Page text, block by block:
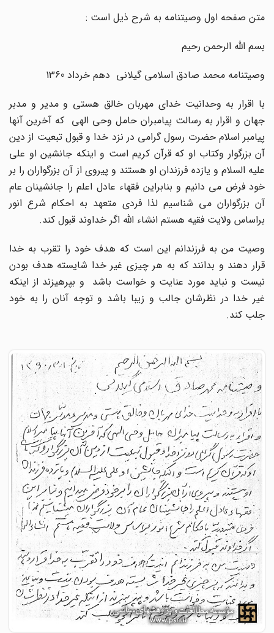
متن صفحه اول وصیتنامه به شرح ذیل است :
بسم الله الرحمن رحیم
وصیتنامه محمد صادق اسلامی گیلانی دهم خرداد 1360
با اقرار به وحدانیت خدای مهربان خالق هستی و مدیر و مدبر
جهان و اقرار به رسالت پیامبران حامل وحی الهی که آخرین آنها
پیامبر اسلام حضرت رسول گرامی در نزد خدا و قبول تبعیت از دین
آن بزرگوار وکتاب او که قرآن کریم است و اینکه جانشین او علی
علیه السلام و یازده فرزندان او هستند و پیروی از آن بزرگواران را بر
خود فرض می دانیم و بنابراین فقهاء عادل اعلم را جانشینان عام
آن بزرگواران می شناسیم لذا فردی متعهد به احکام شرع انور
براساس ولایت فقیه هستم انشاء الله اگر خداوند قبول کند.
وصیت من به فرزندانم این است که هدف خود را تقرب به خدا
قرار دهند و بدانند که به هر چیزی غیر خدا شایسته هدف بودن
نیست و نباید مورد عنایت و خواست باشد و بپرهیزند از اینکه
غیر خدا در نظرشان جالب و زیبا باشد و توجه آنان را به خود
جلب کند.